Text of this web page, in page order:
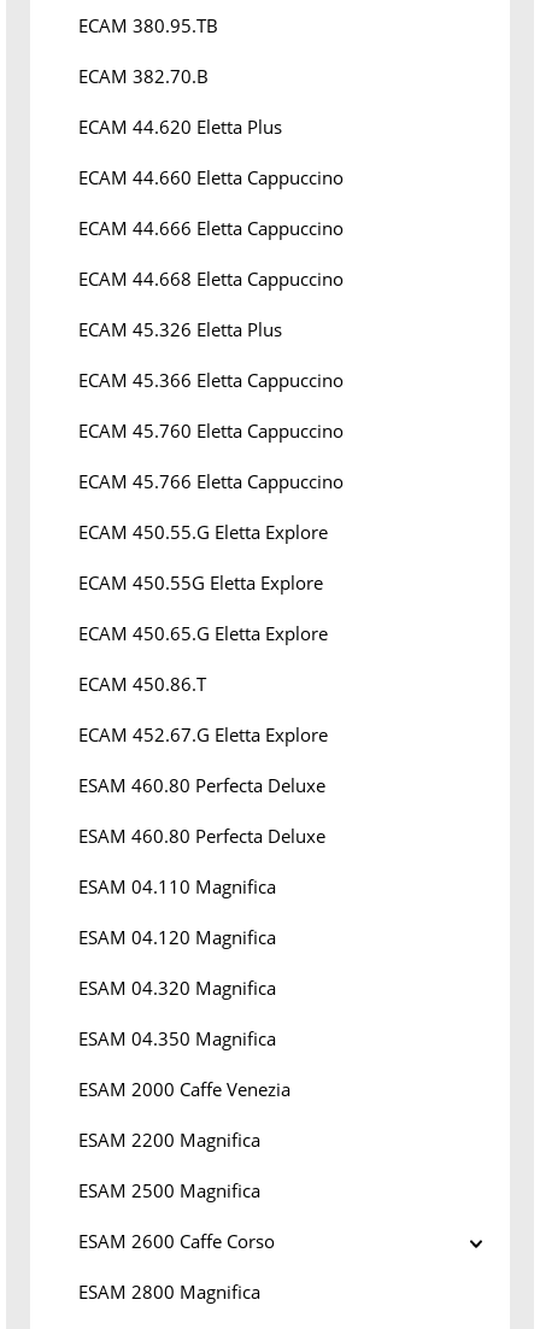
ECAM 380.95.TB
ECAM 382.70.B
ECAM 44.620 Eletta Plus
ECAM 44.660 Eletta Cappuccino
ECAM 44.666 Eletta Cappuccino
ECAM 44.668 Eletta Cappuccino
ECAM 45.326 Eletta Plus
ECAM 45.366 Eletta Cappuccino
ECAM 45.760 Eletta Cappuccino
ECAM 45.766 Eletta Cappuccino
ECAM 450.55.G Eletta Explore
ECAM 450.55G Eletta Explore
ECAM 450.65.G Eletta Explore
ECAM 450.86.T
ECAM 452.67.G Eletta Explore
ESAM 460.80 Perfecta Deluxe
ESAM 460.80 Perfecta Deluxe
ESAM 04.110 Magnifica
ESAM 04.120 Magnifica
ESAM 04.320 Magnifica
ESAM 04.350 Magnifica
ESAM 2000 Caffe Venezia
ESAM 2200 Magnifica
ESAM 2500 Magnifica
ESAM 2600 Caffe Corso
ESAM 2800 Magnifica